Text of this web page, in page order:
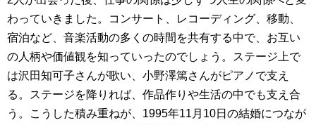
わっていきました。コンサート、レコーディング、移動、
宿泊など、音楽活動の多くの時間を共有する中で、お互い
の人柄や価値観を知っていったのでしょう。ステージ上で
は沢田知可子さんが歌い、小野澤篤さんがピアノで支え
る。ステージを降りれば、作品作りや生活の中でも支え合
う。こうした積み重ねが、1995年11月10日の結婚につなが